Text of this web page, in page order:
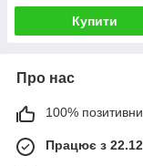
Купити
Про нас
100%
Працює з